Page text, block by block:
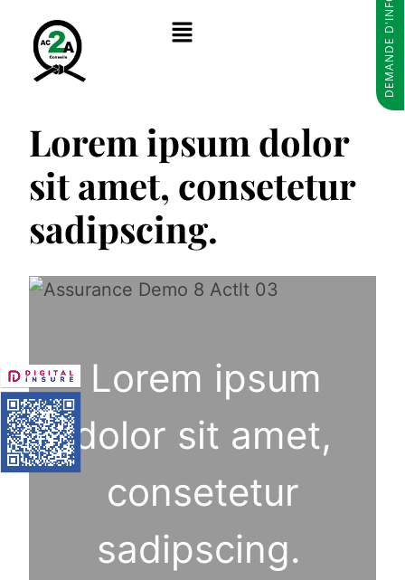
Lorem ipsum dolor
sit amet, consetetur
sadipscing.
Lorem ipsum
dolor sit amet,
consetetur
sadipscing.